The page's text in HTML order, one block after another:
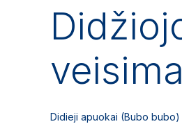
Didieji apuokai (Bubo bubo)